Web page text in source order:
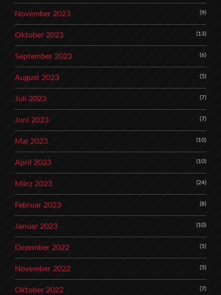
November 2023 (9)
Oktober 2023 (13)
September 2023 (6)
August 2023 (5)
Juli 2023 (7)
Juni 2023 (7)
Mai 2023 (10)
April 2023 (10)
März 2023 (24)
Februar 2023 (8)
Januar 2023 (10)
Dezember 2022 (5)
November 2022 (5)
Oktober 2022 (7)